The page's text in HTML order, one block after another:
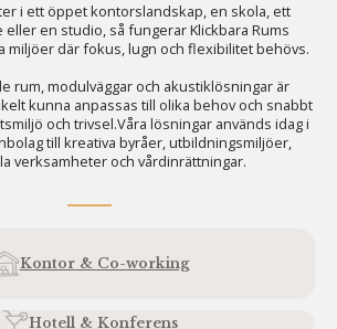
i ett öppet kontorslandskap, en skola, ett
eller en studio, så fungerar Klickbara Rums
miljöer där fokus, lugn och flexibilitet behövs.
rum, modulväggar och akustiklösningar är
kunna anpassas till olika behov och snabbt
och trivsel.Våra lösningar används idag i
till kreativa byråer, utbildningsmiljöer,
verksamheter och vårdinrättningar.
Kontor & Co-working
Hotell & Konferens